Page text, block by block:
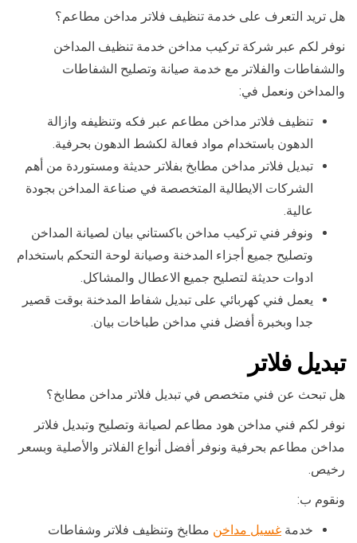
هل تريد التعرف على خدمة تنظيف فلاتر مداخن مطاعم؟
نوفر لكم عبر شركة تركيب مداخن خدمة تنظيف المداخن
والشفاطات والفلاتر مع خدمة صيانة وتصليح الشفاطات
والمداخن ونعمل في:
تنظيف فلاتر مداخن مطاعم عبر فكه وتنظيفه وازالة
الدهون باستخدام مواد فعالة لكشط الدهون بحرفية.
تبديل فلاتر مداخن مطابخ بفلاتر حديثة ومستوردة من أهم
الشركات الايطالية المتخصصة في صناعة المداخن بجودة
عالية.
ونوفر فني تركيب مداخن باكستاني بيان لصيانة المداخن
وتصليح جميع أجزاء المدخنة وصيانة لوحة التحكم باستخدام
ادوات حديثة لتصليح جميع الاعطال والمشاكل.
يعمل فني كهربائي على تبديل شفاط المدخنة بوقت قصير
جدا وبخبرة أفضل فني مداخن طباخات بيان.
تبديل فلاتر
هل تبحث عن فني متخصص في تبديل فلاتر مداخن مطابخ؟
نوفر لكم فني مداخن هود مطاعم لصيانة وتصليح وتبديل فلاتر
مداخن مطاعم بحرفية ونوفر أفضل أنواع الفلاتر والأصلية وبسعر
رخيص.
ونقوم ب:
خدمة غسيل مداخن مطابخ وتنظيف فلاتر وشفاطات